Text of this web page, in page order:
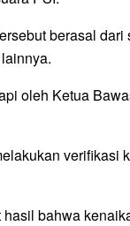
berasal dari
oleh Ketua
verifikasi
bahwa